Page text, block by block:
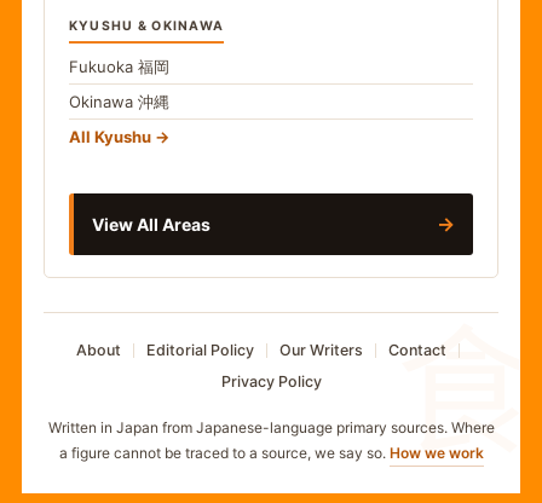
食
KYUSHU & OKINAWA
Fukuoka 福岡
Okinawa 沖縄
All Kyushu
View All Areas →
About Editorial Policy Our Writers
Contact
Privacy Policy
Written in Japan from Japanese-language primary sources. Where
a figure cannot be traced to a source, we say so. How we work